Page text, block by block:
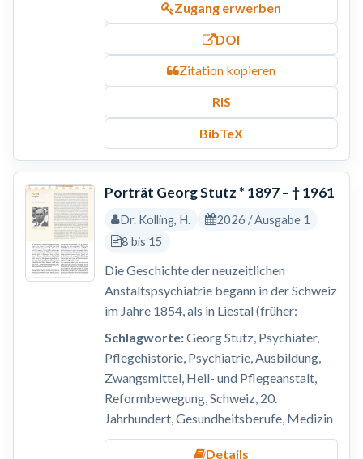
Zugang erwerben
DOI
Zitation kopieren
RIS
BibTeX
Porträt Georg Stutz * 1897 – † 1961
Dr. Kolling, H.
2026 / Ausgabe 1
8 bis 15
Die Geschichte der neuzeitlichen
Anstaltspsychiatrie begann in der Schweiz
im Jahre 1854, als in Liestal (früher:
Schlagworte:Georg Stutz, Psychiater,
Pflegehistorie, Psychiatrie, Ausbildung,
Zwangsmittel, Heil- und Pflegeanstalt,
Reformbewegung, Schweiz, 20.
Jahrhundert, Gesundheitsberufe, Medizin
Details